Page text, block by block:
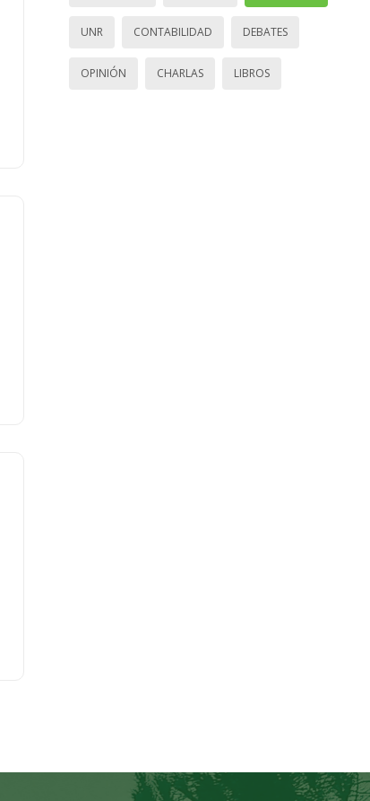
UNR CONTABILIDAD DEBATES
OPINIÓN CHARLAS LIBROS